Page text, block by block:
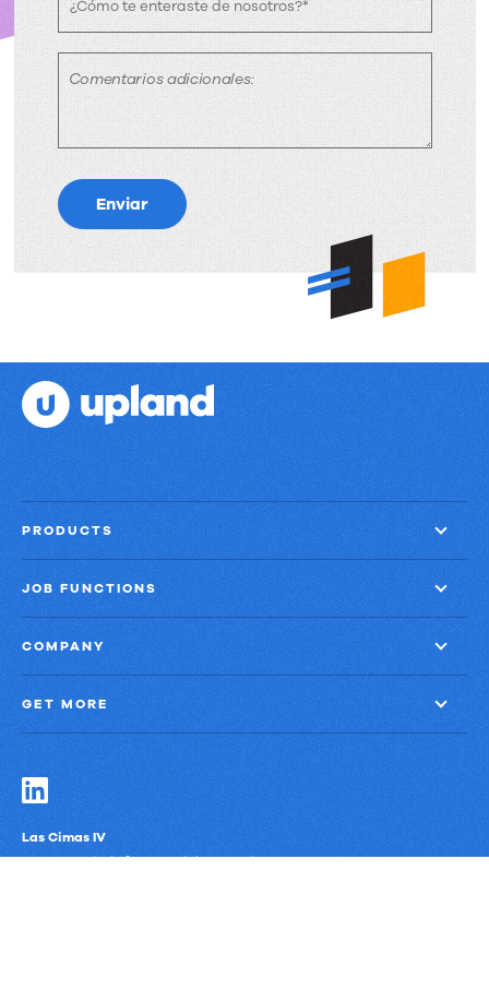
Comentarios adicionales:
Enviar
PRODUCTS
JOB FUNCTIONS
COMPANY
GET MORE
Las Cimas IV
900 S. Capital of Texas Highway, Suite 300